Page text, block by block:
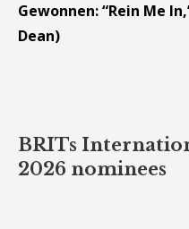
Gewonnen: “Rein Me
Dean)
BRITs
2026 nominees